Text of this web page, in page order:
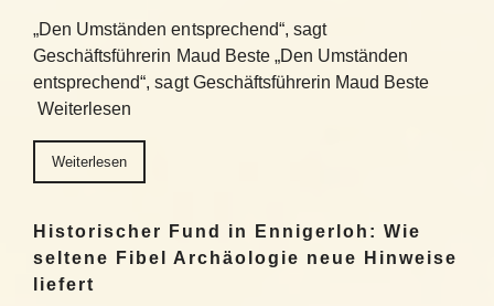
„Den Umständen entsprechend“, sagt
Geschäftsführerin Maud Beste „Den Umständen
entsprechend“, sagt Geschäftsführerin Maud Beste
Weiterlesen
Weiterlesen
Historischer Fund in Ennigerloh: Wie
seltene Fibel Archäologie neue Hinweise
liefert